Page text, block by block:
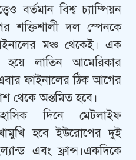
বর্তমান বিশ্ব চ্যাম্পিয়ন
শক্তিশালী দল স্পেনকে
মঞ্চ থেকেই। এক
হয়ে লাতিন আমেরিকার
এবার ফাইনালের ঠিক আগের
থেকে অস্তমিত হবে।
দিনে মেটলাইফ
হবে ইউরোপের দুই
এবং ফ্রান্স।একদিকে